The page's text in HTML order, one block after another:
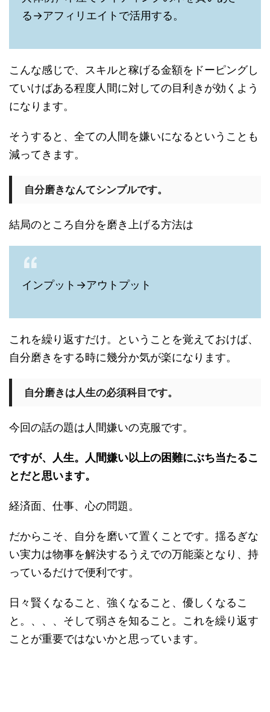
る→アフィリエイトで活用する。
こんな感じで、スキルと稼げる金額をドーピングし
ていけばある程度人間に対しての目利きが効くよう
になります。
そうすると、全ての人間を嫌いになるということも
減ってきます。
自分磨きなんてシンプルです。
結局のところ自分を磨き上げる方法は
インプット→アウトプット
これを繰り返すだけ。ということを覚えておけば、
自分磨きをする時に幾分か気が楽になります。
自分磨きは人生の必須科目です。
今回の話の題は人間嫌いの克服です。
ですが、人生。人間嫌い以上の困難にぶち当たるこ
とだと思います。
経済面、仕事、心の問題。
だからこそ、自分を磨いて置くことです。揺るぎな
い実力は物事を解決するうえでの万能薬となり、持
っているだけで便利です。
日々賢くなること、強くなること、優しくなるこ
と。、、、そして弱さを知ること。これを繰り返す
ことが重要ではないかと思っています。